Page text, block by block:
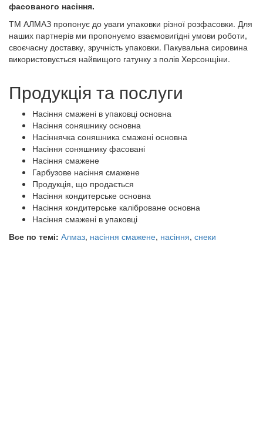
фасованого насіння.
ТМ АЛМАЗ пропонує до уваги упаковки різної розфасовки. Для
наших партнерів ми пропонуємо взаємовигідні умови роботи,
своєчасну доставку, зручність упаковки. Пакувальна сировина
використовується найвищого гатунку з полів Херсонщіни.
Продукція та послуги
Насіння смажені в упаковці основна
Насіння соняшнику основна
Насіннячка соняшника смажені основна
Насіння соняшнику фасовані
Насіння смажене
Гарбузове насіння смажене
Продукція, що продається
Насіння кондитерське основна
Насіння кондитерське каліброване основна
Насіння смажені в упаковці
Все по темі: Алмаз, насіння смажене, насіння, снеки